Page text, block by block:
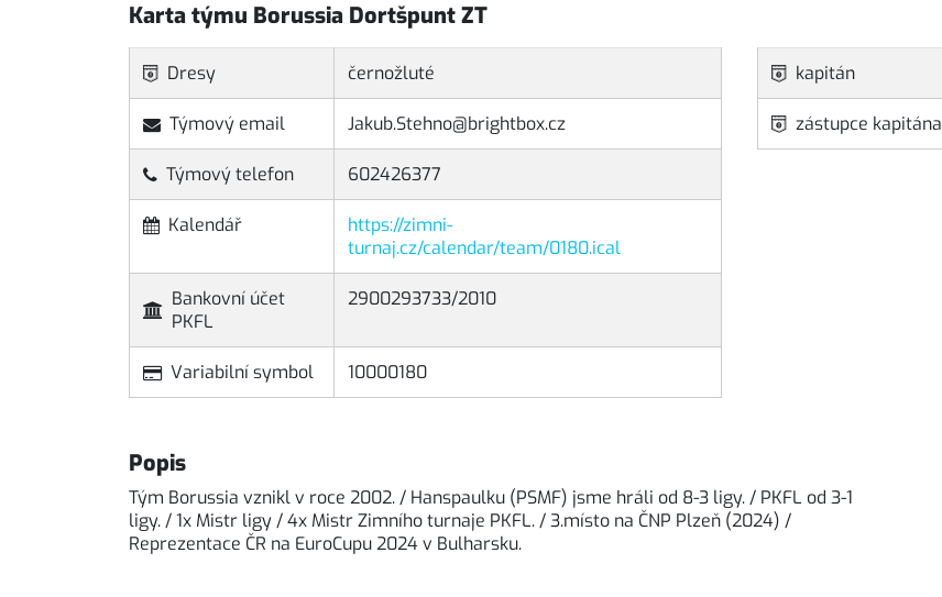
Karta týmu Borussia Dortšpunt ZT
Dresy černožluté
Týmový email Jakub.Stehno@brightbox.cz
Týmový telefon 602426377
Kalendář
https://zimni-
turnaj.cz/calendar/team/0180.ical
Bankovní účet
PKFL
2900293733/2010
Variabilní symbol 10000180
kapitán
zástupce kapitána
Popis
Tým Borussia vznikl v roce 2002. / Hanspaulku (PSMF) jsme hráli od 8-3 ligy. / PKFL od 3-1
ligy. / 1x Mistr ligy / 4x Mistr Zimního turnaje PKFL. / 3.místo na ČNP Plzeň (2024) /
Reprezentace ČR na EuroCupu 2024 v Bulharsku.